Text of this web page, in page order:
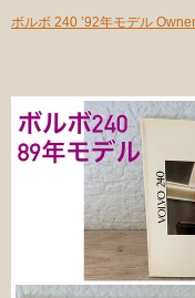
ボルボ 240 ’92年モデル